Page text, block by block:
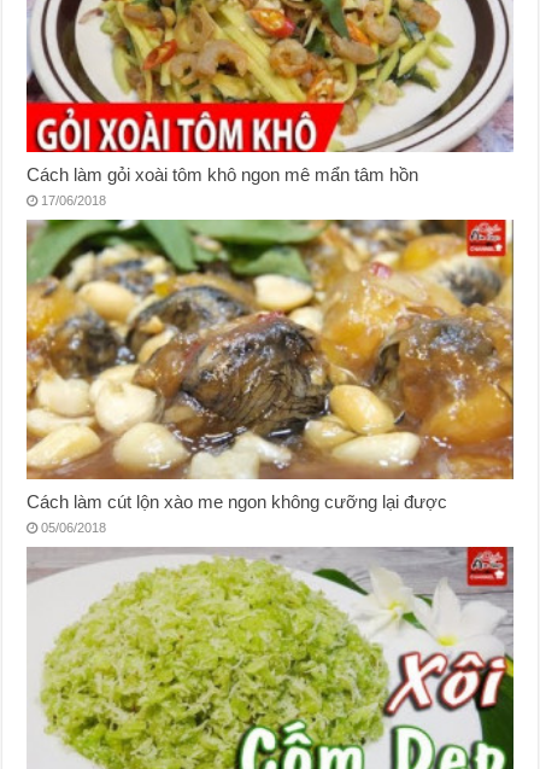
Cách làm gỏi xoài tôm khô ngon mê mẩn tâm hồn
17/06/2018
Cách làm cút lộn xào me ngon không cưỡng lại được
05/06/2018